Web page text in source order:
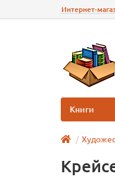
Интернет-
Книги